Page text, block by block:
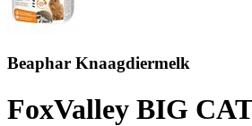
Beaphar Knaagdiermelk
FoxValley BIG